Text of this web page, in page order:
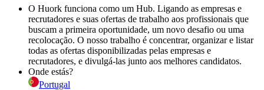
O Huork funciona como um Hub. Ligando as empresas e
recrutadores e suas ofertas de trabalho aos profissionais que
buscam a primeira oportunidade, um novo desafio ou uma
recolocação. O nosso trabalho é concentrar, organizar e listar
todas as ofertas disponibilizadas pelas empresas e
recrutadores, e divulgá-las junto aos melhores candidatos.
Onde estás?
Portugal